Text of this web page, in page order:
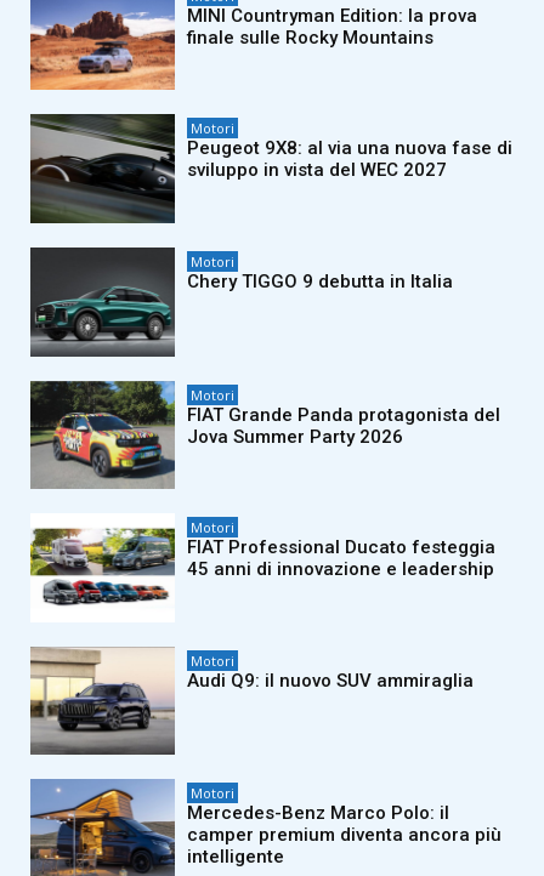
MINI Countryman Edition: la prova
finale sulle Rocky Mountains
Motori
Peugeot 9X8: al via una nuova fase di
sviluppo in vista del WEC 2027
Motori
Chery TIGGO 9 debutta in Italia
Motori
FIAT Grande Panda protagonista del
Jova Summer Party 2026
Motori
FIAT Professional Ducato festeggia
45 anni di innovazione e leadership
Motori
Audi Q9: il nuovo SUV ammiraglia
Motori
Mercedes-Benz Marco Polo: il
camper premium diventa ancora più
intelligente